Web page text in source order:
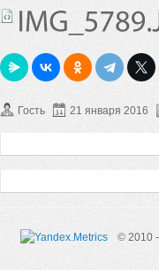
Гость 21 января 2016
© 2010